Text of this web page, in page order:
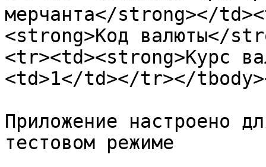
мерчанта</strong></
<strong>Код валюты</
<tr><td><strong>Курс
<td>1</td></tr></
Приложение настроено
тестовом режиме